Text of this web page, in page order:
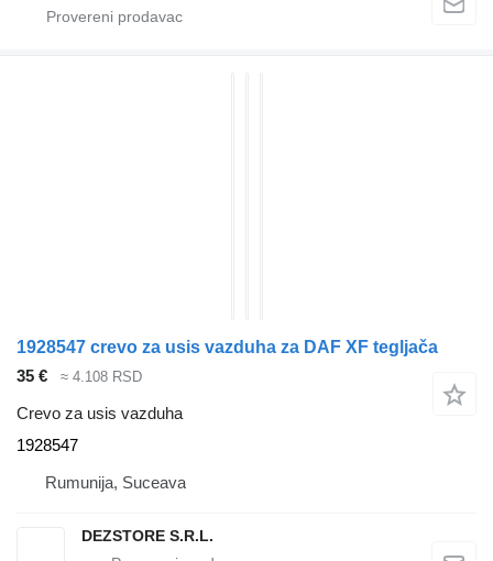
1928547 crevo za usis vazduha za DAF XF tegljača
35 €
≈ 4.108 RSD
Crevo za usis vazduha
1928547
Rumunija, Suceava
DEZSTORE S.R.L.